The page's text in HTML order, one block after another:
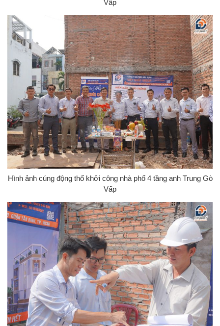
Vấp
Hình ảnh cúng động thổ khởi công nhà phố 4 tầng anh Trung Gò
Vấp